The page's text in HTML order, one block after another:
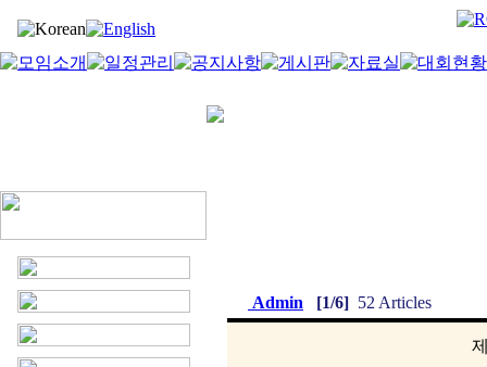
Admin [1/6] 52 Articles